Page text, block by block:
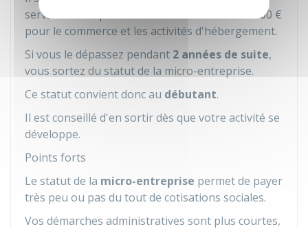
services et les professions libérales et à
188 700 €
pour le commerce et les activités d'hébergement.
Si vous le dépassez pendant 2 années de suite,
vous sortez du statut de la micro-entreprise.
Ce statut convient donc au débutant.
Il est conseillé d'en sortir dès que votre activité se
développe.
Points forts
Le statut de la micro-entreprise permet de payer
très peu ou pas du tout de cotisations sociales.
Vos démarches administratives sont plus courtes,